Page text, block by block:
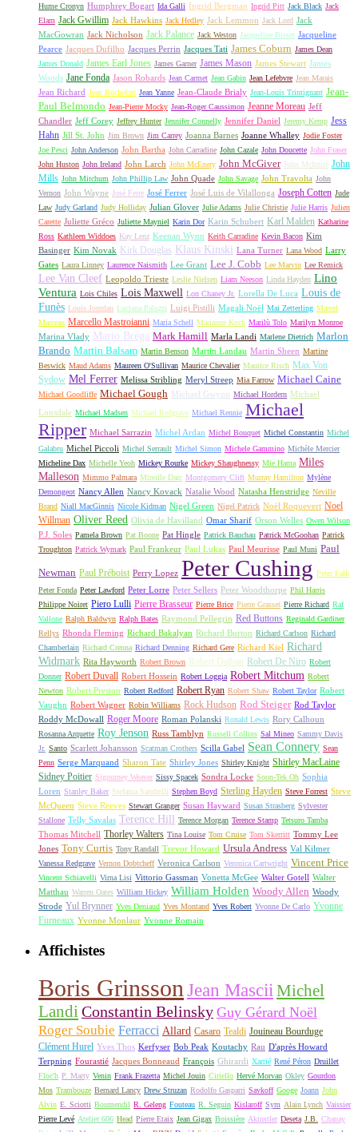
Hume Cronyn Humphrey Bogart Ida Galli Ingrid Bergman Ingrid Pitt Jack Black Jack
Elam Jack Gwillim Jack Hawkins Jack Hedley Jack Lemmon Jack Lord Jack
MacGowran Jack Nicholson Jack Palance Jack Weston Jacqueline Bisset Jacqueline
Pearce Jacques Dufilho Jacques Perrin Jacques Tati James Coburn James Dean
James Donald James Earl Jones James Garner James Mason James Stewart James
Woods Jane Fonda Jason Robards Jean Carmet Jean Gabin Jean Lefebvre Jean Marais
Jean Richard Jean Rochefort Jean Yanne Jean-Claude Brialy Jean-Louis Trintignant Jean-
Paul Belmondo Jean-Pierre Mocky Jean-Roger Caussimon Jeanne Moreau Jeff
Chandler Jeff Corey Jeffrey Hunter Jennifer Connelly Jennifer Daniel Jeremy Kemp Jess
Hahn Jill St. John Jim Brown Jim Carrey Joanna Barnes Joanne Whalley Jodie Foster
Joe Pesci John Anderson John Bartha John Carradine John Cazale John Doucette John Fraser
John Huston John Ireland John Larch John McEnery John McGiver John McIntire John
Mills John Mitchum John Phillip Law John Quade John Savage John Travolta John
Vernon John Wayne José Ferre José Ferrer José Luis de Vilallonga Joseph Cotten Jude
Law Judy Garland Judy Holliday Julian Glover Julie Adams Julie Christie Julie Harris Julien
Carette Juliette Gréco Juliette Mayniel Karin Dor Karin Schubert Karl Malden Katharine
Ross Kathleen Widdoes Kay Lenz Keenan Wynn Keith Carradine Kevin Bacon Kim
Basinger Kim Novak Kirk Douglas Klaus Kinski Lana Turner Lana Wood Larry
Gates Laura Linney Laurence Naismith Lee Grant Lee J. Cobb Lee Marvin Lee Remick
Lee Van Cleef Leopoldo Trieste Leslie Nielsen Liam Neeson Linda Hayden Lino
Ventura Lois Chiles Lois Maxwell Lon Chaney Jr. Lorella De Luca Louis de
Funès Louis Jourdan Luciana Paluzzi Luigi Pistilli Magali Noël Mai Zetterling Marcel
Marceau Marcello Mastroianni Maria Schell Marianne Koch Marilù Tolo Marilyn Monroe
Marina Vlady Mario Brega Mark Hamill Marla Landi Marlene Dietrich Marlon
Brando Martin Balsam Martin Benson Martin Landau Martin Sheen Martine
Beswick Maud Adams Maureen O'Sullivan Maurice Chevalier Maurice Risch Max Von
Sydow Mel Ferrer Melissa Stribling Meryl Streep Mia Farrow Michael Caine
Michael Goodliffe Michael Gough Michael Gwynn Michael Hordern Michael
Lonsdale Michael Madsen Michael Redgrave Michael Rennie Michael
Ripper Michael Sarrazin Michel Ardan Michel Bouquet Michel Constantin Michel
Galabru Michel Piccoli Michel Serrault Michel Simon Michele Gammino Michèle Mercier
Micheline Dax Michelle Yeoh Mickey Rourke Mickey Shaughnessy Mie Hama Miles
Malleson Mimmo Palmara Mireille Darc Montgomery Clift Murray Hamilton Mylène
Demongeot Nancy Allen Nancy Kovack Natalie Wood Natasha Henstridge Neville
Brand Niall MacGinnis Nicole Kidman Nigel Green Nigel Patrick Noël Roquevert Noel
Willman Oliver Reed Olivia de Havilland Omar Sharif Orson Welles Owen Wilson
P.J. Soles Pamela Brown Pat Boone Pat Hingle Patrick Bauchau Patrick McGoohan Patrick
Troughton Patrick Wymark Paul Frankeur Paul Lukas Paul Meurisse Paul Muni Paul
Newman Paul Préboist Perry Lopez Peter Cushing Peter Falk
Peter Fonda Peter Lawford Peter Lorre Peter Sellers Peter Woodthorpe Phil Harris
Philippe Noiret Piero Lulli Pierre Brasseur Pierre Brice Pierre Grasset Pierre Richard Raf
Vallone Ralph Baldwyn Ralph Bates Raymond Pellegrin Red Buttons Reginald Gardiner
Rellys Rhonda Fleming Richard Bakalyan Richard Burton Richard Carlson Richard
Chamberlain Richard Crenna Richard Denning Richard Gere Richard Kiel Richard
Widmark Rita Hayworth Robert Brown Robert Dalban Robert De Niro Robert
Donner Robert Duvall Robert Hossein Robert Loggia Robert Mitchum Robert
Newton Robert Preston Robert Redford Robert Ryan Robert Shaw Robert Taylor Robert
Vaughn Robert Wagner Robin Williams Rock Hudson Rod Steiger Rod Taylor
Roddy McDowall Roger Moore Roman Polanski Ronald Lewis Rory Calhoun
Rosanna Arquette Roy Jenson Russ Tamblyn Russell Collins Sal Mineo Sammy Davis
Jr. Santo Scarlett Johansson Scatman Crothers Scilla Gabel Sean Connery Sean
Penn Serge Marquand Sharon Tate Shirley Jones Shirley Knight Shirley MacLaine
Sidney Poitier Sigourney Weaver Sissy Spacek Sondra Locke Soon-Tek Oh Sophia
Loren Stanley Baker Stefania Sandrelli Stephen Boyd Sterling Hayden Steve Forrest Steve
McQueen Steve Reeves Stewart Granger Susan Hayward Susan Strasberg Sylvester
Stallone Telly Savalas Terence Hill Terence Morgan Terence Stamp Tetsuro Tamba
Thomas Mitchell Thorley Walters Tina Louise Tom Cruise Tom Skerritt Tommy Lee
Jones Tony Curtis Tony Randall Trevor Howard Ursula Andress Val Kilmer
Vanessa Redgrave Vernon Dobtcheff Veronica Carlson Veronica Cartwright Vincent Price
Vincent Schiavelli Virna Lisi Vittorio Gassman Vonetta McGee Walter Gotell Walter
Matthau Warren Oates William Hickey William Holden Woody Allen Woody
Strode Yul Brynner Yves Deniaud Yves Montand Yves Robert Yvonne De Carlo Yvonne
Furneaux Yvonne Monlaur Yvonne Romain
Affichistes
Boris Grinsson Jean Mascii Michel
Landi Constantin Belinsky Guy Gérard Noël
Roger Soubie Ferracci Allard Casaro Tealdi Jouineau Bourduge
Clément Hurel Yves Thos Kerfyser Bob Peak Koutachy Rau D'après Howard
Terpning Fourastié Jacques Bonneaud François Ghirardi Xarrié René Péron Druillet
Floc'h P. Marty Venin Frank Frazetta Michel Jouin Ciriello Hervé Morvan Okley Gourdon
Mos Trambouze Bernard Lancy Drew Struzan Rodolfo Gasparri Savkoff Googe Joann John
Alvin E. Sciotti Boumendil R. Geleng Fouteau R. Seguin Kislaroff Sym Alain Lynch Vaissier
Pierre Levé Atelier 606 Head Pierre Etaix Jean Gigax Boissière Akinstler Deseta J.B.
Chanay